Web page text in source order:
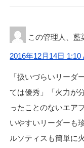
この管理人、藍
2016年12月14日 1:10
「扱いづらいリーダ
ては優秀」「火力が
ったことのないエア
いやすいリーダーも
ルソティスも簡単に